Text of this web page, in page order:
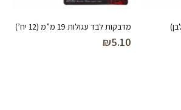
מדבקות לבד עגולות 19 מ”מ (12 יח’)
₪5.10